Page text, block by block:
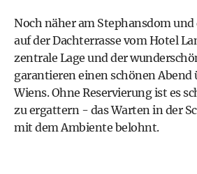
Noch näher am Stephansdom
auf der Dachterrasse vom Hotel
zentrale Lage und der
garantieren einen schönen Abend
Wiens. Ohne Reservierung ist es
zu ergattern - das Warten in der
mit dem Ambiente belohnt.